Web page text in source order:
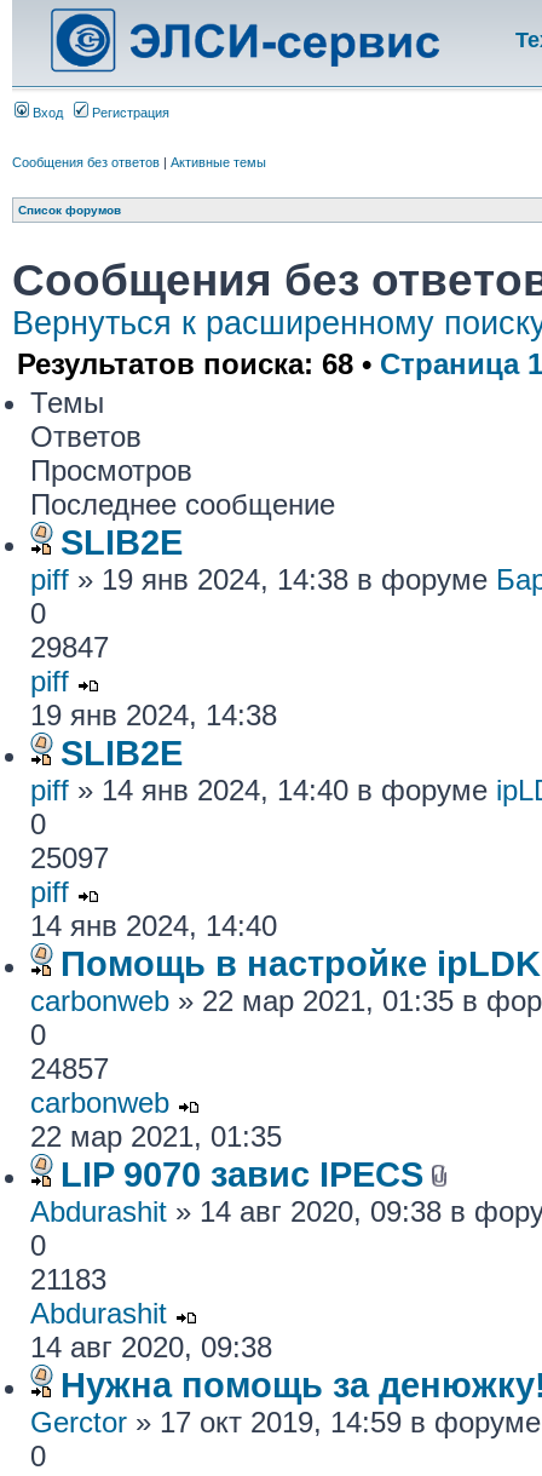
Вход Регистрация
Сообщения без ответов | Активные темы
Список форумов
Сообщения без
Вернуться к расширенному
Результатов поиска: 68 • Страница 1
Темы
Ответов
Просмотров
Последнее сообщение
SLIB2E
piff » 19 янв 2024, 14:38 в форуме
0
29847
piff
19 янв 2024, 14:38
SLIB2E
piff » 14 янв 2024, 14:40 в форуме
0
25097
piff
14 янв 2024, 14:40
Помощь в настройке
carbonweb » 22 мар 2021, 01:35 в
0
24857
carbonweb
22 мар 2021, 01:35
LIP 9070 завис IPECS
Abdurashit » 14 авг 2020, 09:38 в
0
21183
Abdurashit
14 авг 2020, 09:38
Нужна помощь за
Gerctor » 17 окт 2019, 14:59 в
0